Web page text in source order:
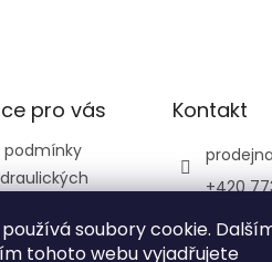
soubory cookie.
tohoto webu vyjadřujete
pro vás Kontakt
prodejna
+420
+420